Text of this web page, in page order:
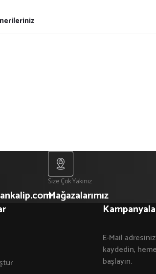
Size Çok Yakınız
Mağazalarımız
E-Mail
kaydedin,
başlayın.